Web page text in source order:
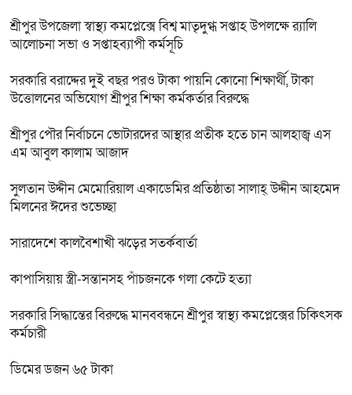
শ্রীপুর উপজেলা স্বাস্থ্য কমপ্লেক্সে বিশ্ব মাতৃদুগ্ধ সপ্তাহ উপলক্ষে র‍্যালি
আলোচনা সভা ও সপ্তাহব্যাপী কর্মসূচি
সরকারি বরাদ্দের দুই বছর পরও টাকা পায়নি কোনো শিক্ষার্থী, টাকা
উত্তোলনের অভিযোগ শ্রীপুর শিক্ষা কর্মকর্তার বিরুদ্ধে
শ্রীপুর পৌর নির্বাচনে ভোটারদের আস্থার প্রতীক হতে চান আলহাজ্ব এস
এম আবুল কালাম আজাদ
সুলতান উদ্দীন মেমোরিয়াল একাডেমির প্রতিষ্ঠাতা সালাহ্ উদ্দীন আহমেদ
মিলনের ঈদের শুভেচ্ছা
সারাদেশে কালবৈশাখী ঝড়ের সতর্কবার্তা
কাপাসিয়ায় স্ত্রী-সন্তানসহ পাঁচজনকে গলা কেটে হত্যা
সরকারি সিদ্ধান্তের বিরুদ্ধে মানববন্ধনে শ্রীপুর স্বাস্থ্য কমপ্লেক্সের চিকিৎসক
কর্মচারী
ডিমের ডজন ৬৫ টাকা